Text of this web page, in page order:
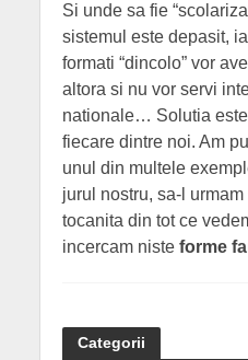
Si unde sa fie
sistemul este depasit,
formati “dincolo” vor
altora si nu vor servi
nationale… Solutia
fiecare dintre noi. Am
unul din multele
jurul nostru, sa-l
tocanita din tot ce
incercam niste forme
Categorii